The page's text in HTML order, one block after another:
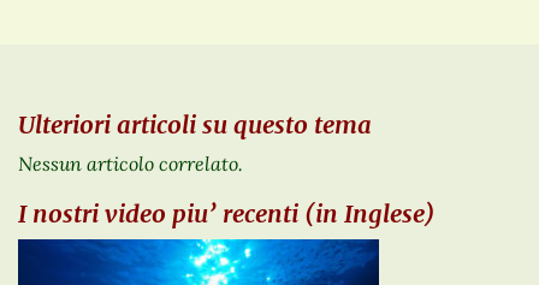
Ulteriori articoli su questo tema
Nessun articolo correlato.
I nostri video piu’ recenti (in Inglese)